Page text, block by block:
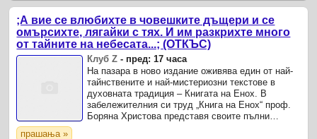
;А вие се влюбихте в човешките дъщери и се
омърсихте, лягайки с тях. И им разкрихте много
от тайните на небесата...; (ОТКЪС)
Клуб Z - пред: 17 часа
На пазара в ново издание оживява един от най-
тайнствените и най-мистериозни текстове в
духовната традиция – Книгата на Енох. В
забележителния си труд „Книга на Енох“ проф.
Боряна Христова представя своите пълни
прашања »